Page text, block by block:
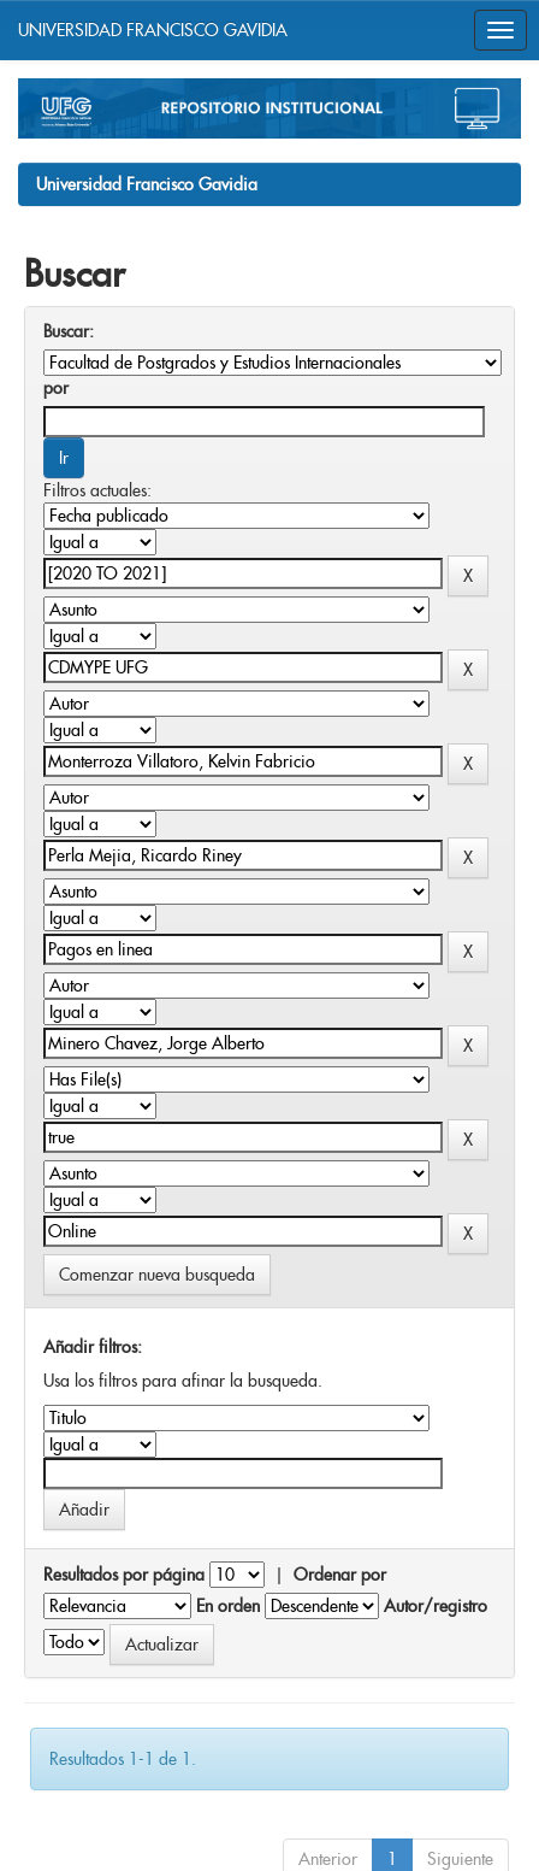
navigation
UNIVERSIDAD FRANCISCO GAVIDIA
Universidad Francisco Gavidia
Buscar
Buscar:
por
Filtros actuales:
Comenzar nueva busqueda
Añadir filtros:
Usa los filtros para afinar la busqueda.
Resultados por página | Ordenar por
En orden
Autor/registro
Resultados 1-1 de 1.
Anterior 1 Siguiente